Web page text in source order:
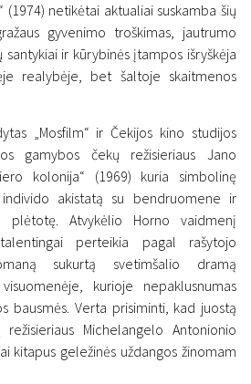
(1974) netikėtai aktualiai suskamba šių
gyvenimo troškimas, jautrumo
santykiai ir kūrybinės įtampos išryškėja
realybėje, bet šaltoje skaitmenos
„Mosfilm“ ir Čekijos kino studijos
gamybos čekų režisieriaus Jano
kolonija“ (1969) kuria simbolinę
akistatą su bendruomene ir
plėtotę. Atvykėlio Horno vaidmenį
perteikia pagal rašytojo
sukurtą svetimšalio dramą
kurioje nepaklusnumas
bausmės. Verta prisiminti, kad juostą
Michelangelo Antonionio
kitapus geležinės uždangos žinomam